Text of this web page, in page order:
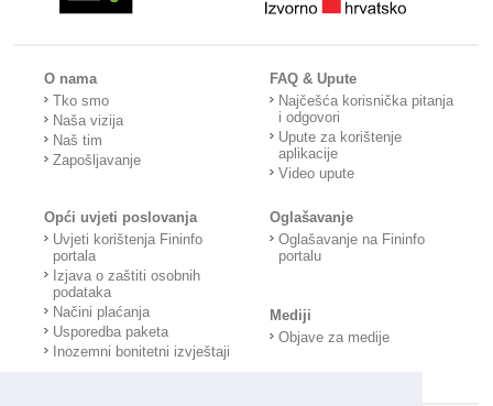
O nama
Tko smo
Naša vizija
Naš tim
Zapošljavanje
FAQ & Upute
Najčešća korisnička pitanja
i odgovori
Upute za korištenje
aplikacije
Video upute
Opći uvjeti poslovanja
Uvjeti korištenja Fininfo
portala
Izjava o zaštiti osobnih
podataka
Načini plaćanja
Usporedba paketa
Inozemni bonitetni izvještaji
Oglašavanje
Oglašavanje na Fininfo
portalu
Mediji
Objave za medije